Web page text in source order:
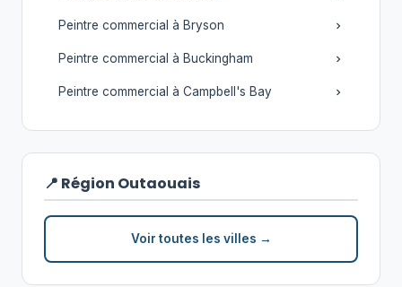
Peintre commercial à Bryson
Peintre commercial à Buckingham
Peintre commercial à Campbell's Bay
📍 Région Outaouais
Voir toutes les villes →